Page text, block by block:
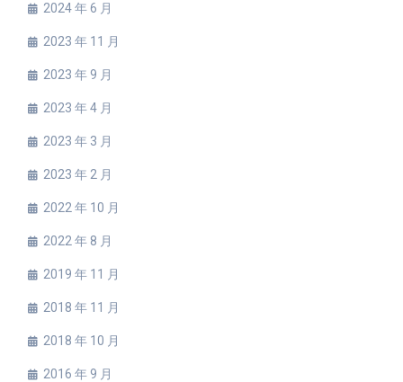
2024 年 6 月
2023 年 11 月
2023 年 9 月
2023 年 4 月
2023 年 3 月
2023 年 2 月
2022 年 10 月
2022 年 8 月
2019 年 11 月
2018 年 11 月
2018 年 10 月
2016 年 9 月